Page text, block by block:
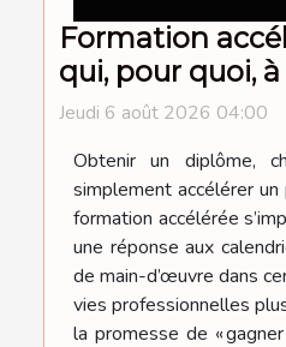
Formation
qui, pour quoi,
Jeudi 6 août 2026 04:00
Obtenir un diplôme,
simplement accélérer
formation accélérée
une réponse aux
de main-d’œuvre dans
vies professionnelles
la promesse de «